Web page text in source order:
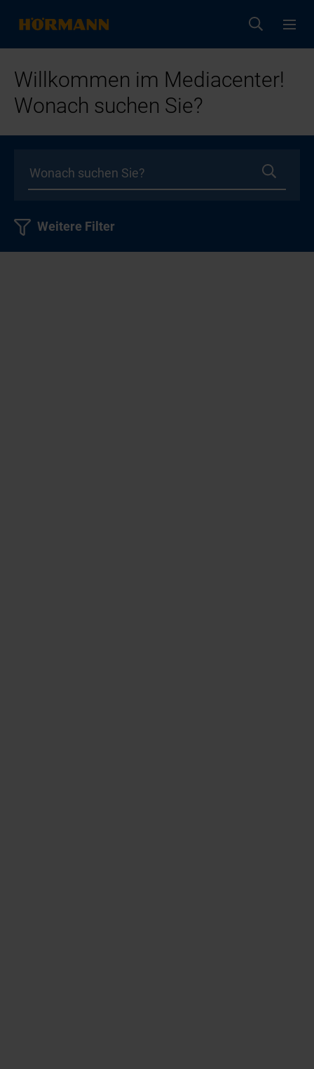
Willkommen im Mediacenter!
Wonach suchen Sie?
Weitere Filter